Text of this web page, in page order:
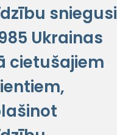
sniegusi
Ukrainas
cietušajiem